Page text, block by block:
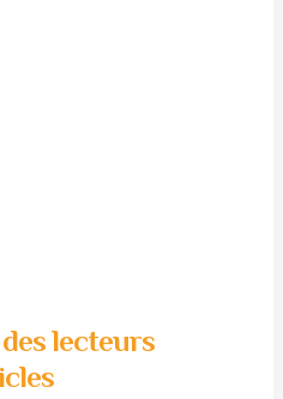
lecteurs